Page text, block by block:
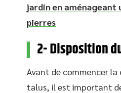
jardin en aménageant
pierres
2- Disposition
Avant de commencer
talus, il est important